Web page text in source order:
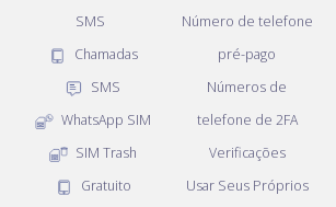
SMS
Chamadas
SMS
WhatsApp SIM
SIM Trash
Gratuito
Número de telefone
pré-pago
Números de
telefone de 2FA
Verificações
Usar Seus Próprios